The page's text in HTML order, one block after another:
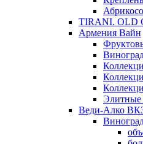
TIRANI. OLD
Армения Вайн
Элитные
Веди-Алко